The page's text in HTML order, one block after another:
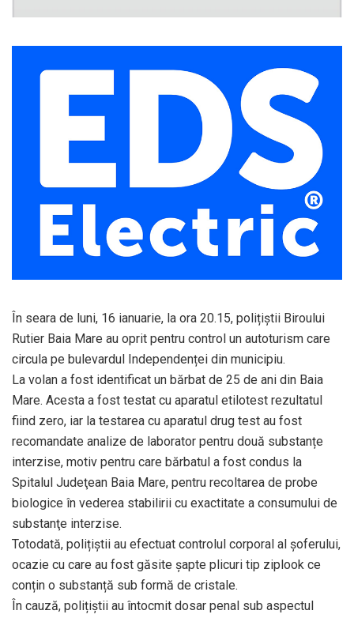
În seara de luni, 16 ianuarie, la ora 20.15, polițiștii Biroului
Rutier Baia Mare au oprit pentru control un autoturism care
circula pe bulevardul Independenței din municipiu.
La volan a fost identificat un bărbat de 25 de ani din Baia
Mare. Acesta a fost testat cu aparatul etilotest rezultatul
fiind zero, iar la testarea cu aparatul drug test au fost
recomandate analize de laborator pentru două substanțe
interzise, motiv pentru care bărbatul a fost condus la
Spitalul Judeţean Baia Mare, pentru recoltarea de probe
biologice în vederea stabilirii cu exactitate a consumului de
substanţe interzise.
Totodată, polițiștii au efectuat controlul corporal al șoferului,
ocazie cu care au fost găsite șapte plicuri tip ziplook ce
conțin o substanță sub formă de cristale.
În cauză, polițiștii au întocmit dosar penal sub aspectul